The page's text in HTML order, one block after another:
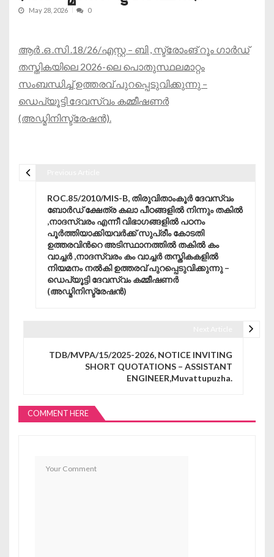
May 28, 2026 0
ആർ .ഒ .സി .18/26/എസ്റ്റ – ബി , സ്ട്രോംങ് റൂം ഗാർഡ്
തസ്തികയിലെ 2026-ലെ പൊതുസ്ഥലമാറ്റം
സംബന്ധിച്ച് ഉത്തരവ് പുറപ്പെടുവിക്കുന്നു –
ഡെപ്യൂട്ടി ദേവസ്വം കമ്മീഷണർ
(അഡ്മിനിസ്ട്രേഷൻ).
ROC.85/2010/MIS-B, തിരുവിതാംകൂർ ദേവസ്വം
ബോർഡ് ക്ഷേത്ര കലാ പീഠങ്ങളിൽ നിന്നും തകിൽ
,നാദസ്വരം എന്നീ വിഭാഗങ്ങളിൽ പഠനം
പൂർത്തിയാക്കിയവർക്ക് സുപ്രീം കോടതി
ഉത്തരവിൻറെ അടിസ്ഥാനത്തിൽ തകിൽ കം
വാച്ചർ ,നാദസ്വരം കം വാച്ചർ തസ്തികകളിൽ
നിയമനം നൽകി ഉത്തരവ് പുറപ്പെടുവിക്കുന്നു –
ഡെപ്യൂട്ടി ദേവസ്വം കമ്മീഷണർ
(അഡ്മിനിസ്ട്രേഷൻ)
TDB/MVPA/15/2025-2026, NOTICE INVITING
SHORT QUOTATIONS – ASSISTANT
ENGINEER,Muvattupuzha.
COMMENT HERE